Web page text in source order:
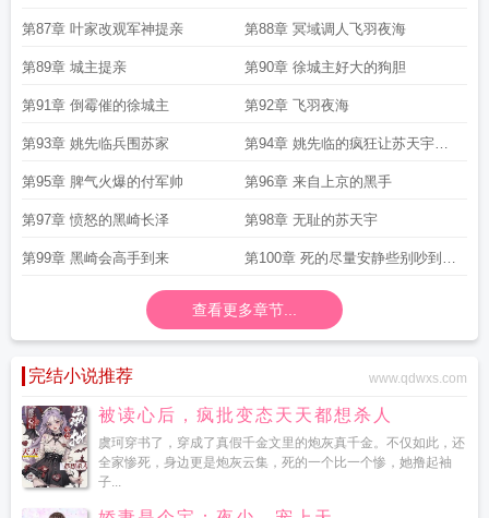
第87章 叶家改观军神提亲 第88章 冥域调人飞羽夜海
第89章 城主提亲 第90章 徐城主好大的狗胆
第91章 倒霉催的徐城主 第92章 飞羽夜海
第93章 姚先临兵围苏家 第94章 姚先临的疯狂让苏天宇后
悔一辈子
第95章 脾气火爆的付军帅 第96章 来自上京的黑手
第97章 愤怒的黑崎长泽 第98章 无耻的苏天宇
第99章 黑崎会高手到来 第100章 死的尽量安静些别吵到小
公主
查看更多章节...
完结小说推荐 www.qdwxs.com
被读心后，疯批变态天天都想杀人
虞珂穿书了，穿成了真假千金文里的炮灰真千金。不仅如此，还
全家惨死，身边更是炮灰云集，死的一个比一个惨，她撸起袖
子...